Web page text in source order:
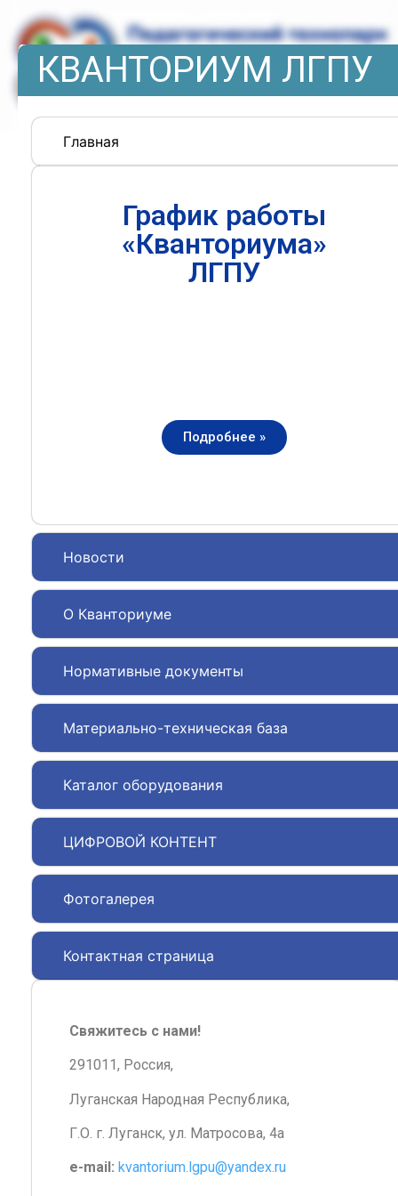
КВАНТОРИУМ ЛГПУ
Главная
Новости
О Кванториуме
Нормативные документы
Материально-техническая база
Каталог оборудования
ЦИФРОВОЙ КОНТЕНТ
Фотогалерея
Контактная страница
График работы
«Кванториума»
ЛГПУ
Подробнее »
Свяжитесь с нами!
291011, Россия,
Луганская Народная Республика,
Г.О. г. Луганск, ул. Матросова, 4а
e-mail: kvantorium.lgpu@yandex.ru